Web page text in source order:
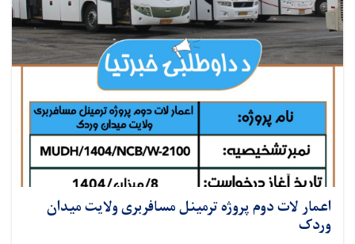
اعمار لات دوم پروژه ترمینل مسافربری ولایت میدان
وردک